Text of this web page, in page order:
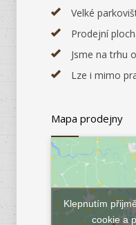
Velké
Prodejní
Jsme na trhu
Lze i mimo
Mapa prodejny
Klepnutím
cookie a